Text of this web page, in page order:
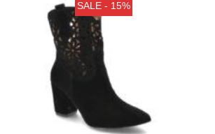
SALE - 15%